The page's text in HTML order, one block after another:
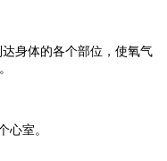
身体的各个部位，使氧气
心室。